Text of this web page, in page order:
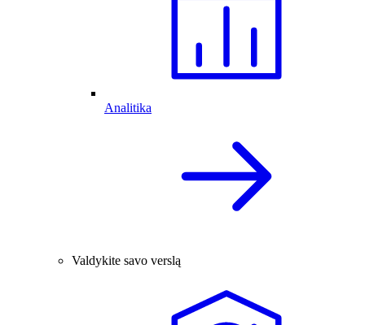
Analitika
Valdykite savo verslą